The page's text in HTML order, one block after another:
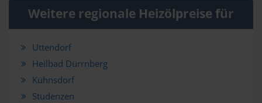
Weitere regionale Heizölpreise für
Uttendorf
Heilbad Dürrnberg
Kühnsdorf
Studenzen